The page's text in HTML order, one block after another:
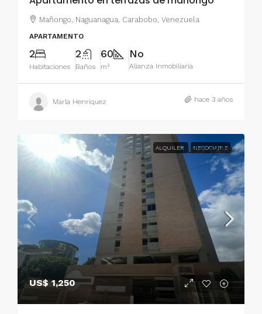
Mañongo, Naguanagua, Carabobo, Venezuela
APARTAMENTO
2
Habitaciones
2
Baños
60
m²
No
Alianza Inmobiliaria
Marla Henriquez hace 3 años
ALQUILER NEGOCIABLE
US$ 1,250
US$ 1,250